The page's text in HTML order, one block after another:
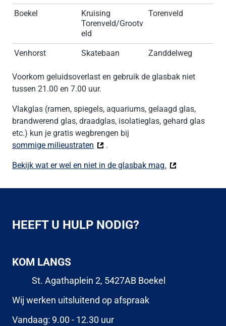
Boekel
Kruising
Torenveld/Grootv
eld
Torenveld
Venhorst Skatebaan Zanddelweg
Voorkom geluidsoverlast en gebruik de glasbak niet
tussen 21.00 en 7.00 uur.
Vlakglas (ramen, spiegels, aquariums, gelaagd glas,
brandwerend glas, draadglas, isolatieglas, gehard glas
etc.) kun je gratis wegbrengen bij
sommige milieustraten (Deze link gaat naar een externe
.
Bekijk wat er wel en niet in de glasbak mag. (Deze link gaat
HEEFT U HULP NODIG?
KOM LANGS
St. Agathaplein 2, 5427AB Boekel
Wij werken uitsluitend op afspraak
Vandaag: 9.00 - 12.30 uur